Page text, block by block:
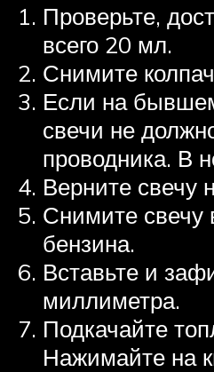
Проверьте,
всего 20 мл.
Снимите
Если на
свечи не
проводника. В
Верните свечу
Снимите свечу
бензина.
Вставьте и
миллиметра.
Подкачайте
Нажимайте на